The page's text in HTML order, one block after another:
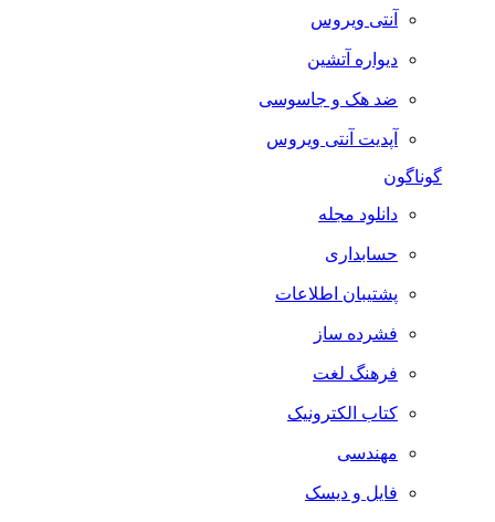
آنتی ویروس
دیواره آتشین
ضد هک و جاسوسی
آپدیت آنتی ویروس
گوناگون
دانلود مجله
حسابداری
پشتیبان اطلاعات
فشرده ساز
فرهنگ لغت
کتاب الکترونیک
مهندسی
فایل و دیسک